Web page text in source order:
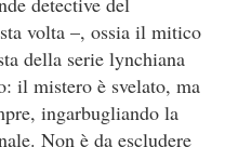
volta –, ossia il mitico
della serie lynchiana
il mistero è svelato, ma
ingarbugliando la
Non è da escludere